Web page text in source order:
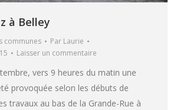
à Belley
communes Par Laurie
Laisser un commentaire
vers 9 heures du matin une
provoquée selon les débuts de
travaux au bas de la Grande-Rue à